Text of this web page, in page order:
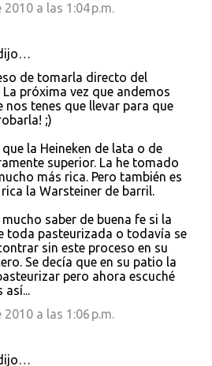
a las 1:04 p.m.
de tomarla directo del
próxima vez que andemos
nos tenes que llevar para que
;)
la Heineken de lata o de
superior. La he tomado
más rica. Pero también es
la Warsteiner de barril.
saber de buena fe si la
toda pasteurizada o todavía se
sin este proceso en su
Se decía que en su patio la
pero ahora escuché
así...
a las 1:06 p.m.